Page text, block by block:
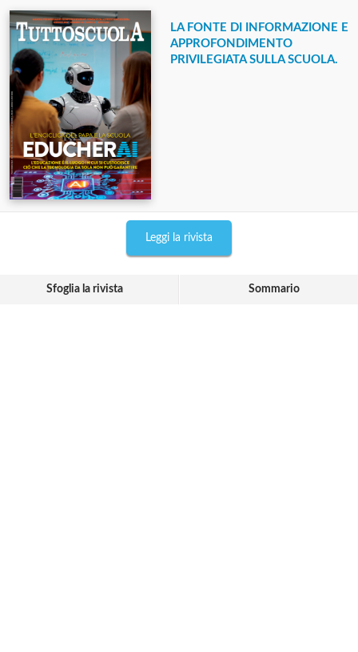
LA FONTE DI INFORMAZIONE E
APPROFONDIMENTO
PRIVILEGIATA SULLA SCUOLA.
Leggi la rivista
Sfoglia la rivista Sommario